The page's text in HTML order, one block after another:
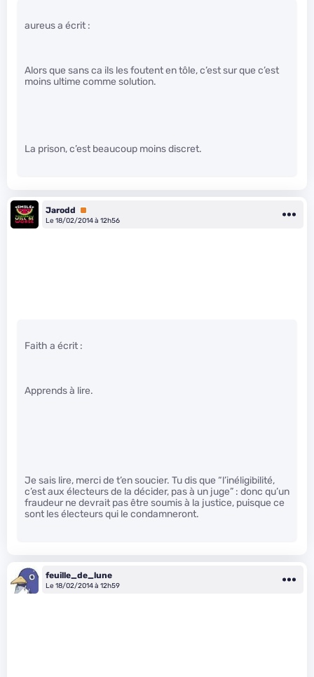
aureus a écrit :
Alors que sans ca ils les foutent en tôle, c’est sur que c’est
moins ultime comme solution.
La prison, c’est beaucoup moins discret.
Jarodd
Premium
Le 18/02/2014 à 12h56
Faith a écrit :
Apprends à lire.
Je sais lire, merci de t’en soucier. Tu dis que “l’inéligibilité,
c’est aux électeurs de la décider, pas à un juge” : donc qu’un
fraudeur ne devrait pas être soumis à la justice, puisque ce
sont les électeurs qui le condamneront.
feuille_de_lune
Le 18/02/2014 à 12h59